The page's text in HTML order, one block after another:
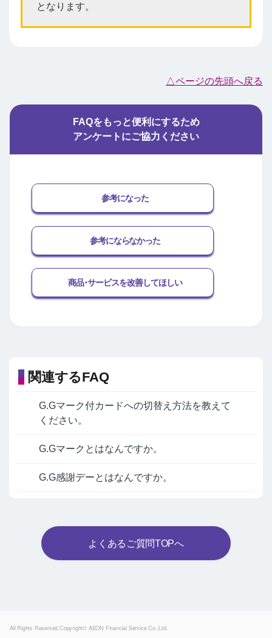
となります。
△ページの先頭へ戻る
FAQをもっと便利にするため
アンケートにご協力ください
参考になった
参考にならなかった
商品･サービスを改善してほしい
関連するFAQ
G.Gマーク付カードへの切替え方法を教えて
ください。
G.Gマークとはなんですか。
G.G感謝デーとはなんですか。
よくあるご質問TOPへ
All Rights Reserved.Copyright© AEON Financial Service Co.,Ltd.Powered by